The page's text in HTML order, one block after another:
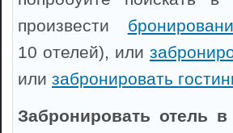
произвести
10 отелей), или
или забронировать
Забронировать отель